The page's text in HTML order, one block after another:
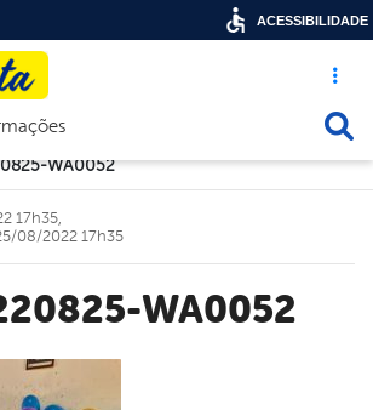
Acesso
de navegação
WA0052
WA0052
17h35,
08/2022 17h35
ACESSIBILIDADE